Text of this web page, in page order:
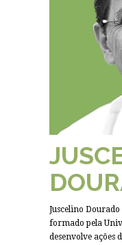
Juscelino
formado pela
desenvolve ações